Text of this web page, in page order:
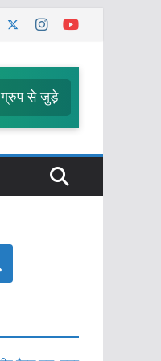
ग्रुप से जुड़े